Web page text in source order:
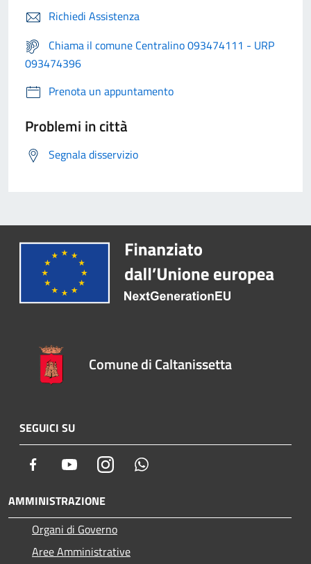
Richiedi Assistenza
Chiama il comune Centralino 093474111 - URP
093474396
Prenota un appuntamento
Problemi in città
Segnala disservizio
Comune di Caltanissetta
SEGUICI SU
Facebook YoutubeInstagram
AMMINISTRAZIONE
Organi di Governo
Aree Amministrative